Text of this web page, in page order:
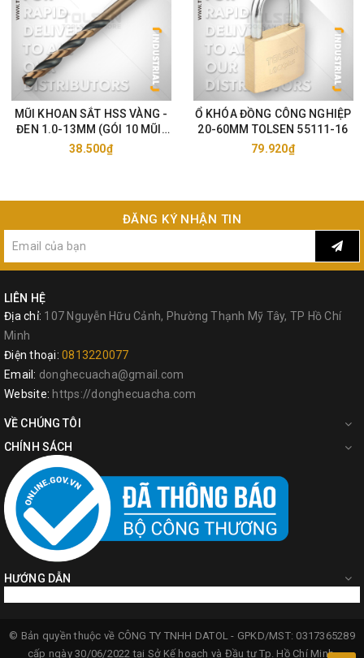
MŨI KHOAN SẮT HSS VÀNG -
ĐEN 1.0-13MM (GÓI 10 MŨI)
TOLSEN 75105-33
38.500₫
Ổ KHÓA ĐỒNG CÔNG NGHIỆP
20-60MM TOLSEN 55111-16
79.920₫
ĐĂNG KÝ NHẬN TIN
LIÊN HỆ
Địa chỉ: 107 Nguyễn Hữu Cảnh, Phường Thạnh Mỹ Tây, TP Hồ Chí
Minh
Điện thoại: 0813220077
Email: donghecuacha@gmail.com
Website: https://donghecuacha.com
VỀ CHÚNG TÔI
CHÍNH SÁCH
HƯỚNG DẪN
© Bản quyền thuộc về CÔNG TY TNHH DATOL - GPKD/MST: 0317365289
cấp ngày 30/06/2022 tại Sở Kế hoạch và Đầu tư Tp. Hồ Chí Minh.